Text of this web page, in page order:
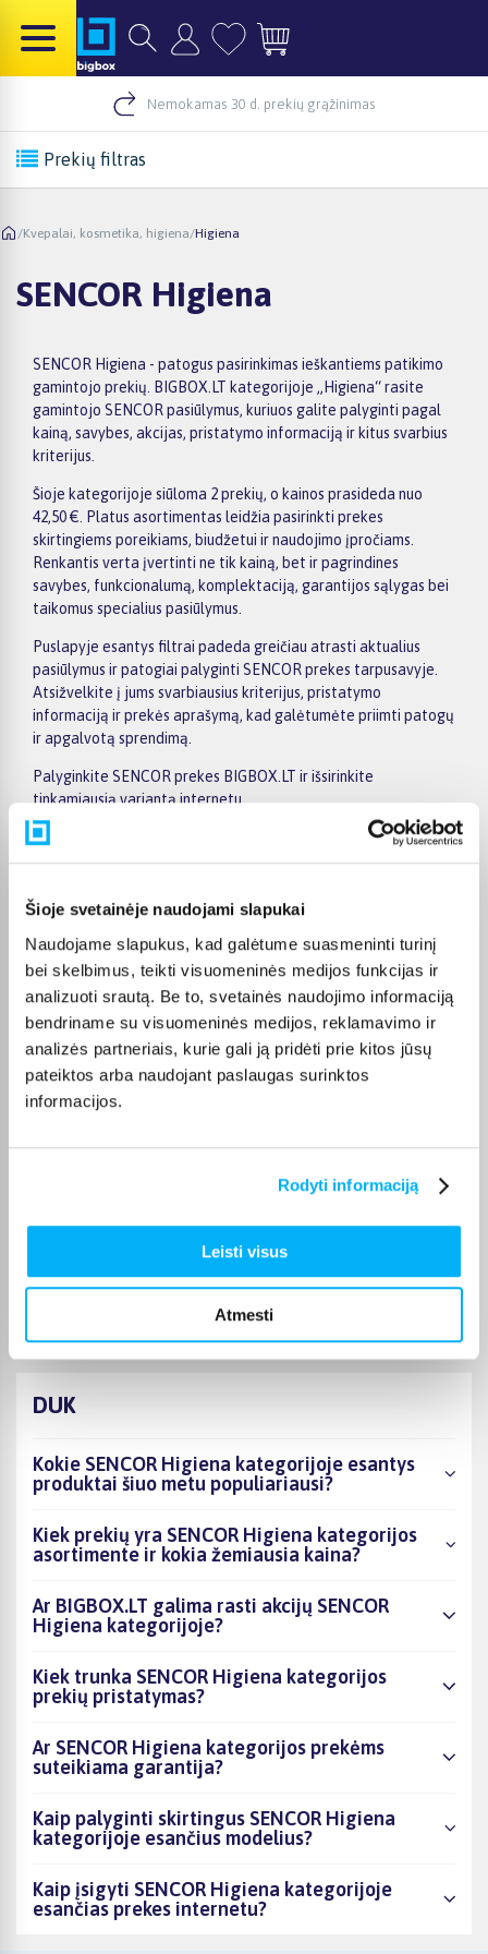
Šioje svetainėje naudojami slapukai
Naudojame slapukus, kad galėtume suasmeninti turinį
bei skelbimus, teikti visuomeninės medijos funkcijas ir
analizuoti srautą. Be to, svetainės naudojimo informaciją
bendriname su visuomeninės medijos, reklamavimo ir
analizės partneriais, kurie gali ją pridėti prie kitos jūsų
pateiktos arba naudojant paslaugas surinktos
informacijos.
Rodyti informaciją
Leisti visus
Atmesti
Nemokamas 30 d. prekių grąžinimas
Prekių filtras
/Kvepalai, kosmetika, higiena/Higiena
SENCOR Higiena
SENCOR Higiena - patogus pasirinkimas ieškantiems patikimo
gamintojo prekių. BIGBOX.LT kategorijoje „Higiena“ rasite
gamintojo SENCOR pasiūlymus, kuriuos galite palyginti pagal
kainą, savybes, akcijas, pristatymo informaciją ir kitus svarbius
kriterijus.
Šioje kategorijoje siūloma 2 prekių, o kainos prasideda nuo
42,50 €. Platus asortimentas leidžia pasirinkti prekes
skirtingiems poreikiams, biudžetui ir naudojimo įpročiams.
Renkantis verta įvertinti ne tik kainą, bet ir pagrindines
savybes, funkcionalumą, komplektaciją, garantijos sąlygas bei
taikomus specialius pasiūlymus.
Puslapyje esantys filtrai padeda greičiau atrasti aktualius
pasiūlymus ir patogiai palyginti SENCOR prekes tarpusavyje.
Atsižvelkite į jums svarbiausius kriterijus, pristatymo
informaciją ir prekės aprašymą, kad galėtumėte priimti patogų
ir apgalvotą sprendimą.
Palyginkite SENCOR prekes BIGBOX.LT ir išsirinkite
tinkamiausią variantą internetu.
Pirkėjų atsiliepimai apie prekes
Laima M.
Patvirtintas pirkėjas
👍
JOKŪBAS V.
Puikiai.
DUK
Kokie SENCOR Higiena kategorijoje esantys
produktai šiuo metu populiariausi?
Kiek prekių yra SENCOR Higiena kategorijos
asortimente ir kokia žemiausia kaina?
Ar BIGBOX.LT galima rasti akcijų SENCOR
Higiena kategorijoje?
Kiek trunka SENCOR Higiena kategorijos
prekių pristatymas?
Ar SENCOR Higiena kategorijos prekėms
suteikiama garantija?
Kaip palyginti skirtingus SENCOR Higiena
kategorijoje esančius modelius?
Kaip įsigyti SENCOR Higiena kategorijoje
esančias prekes internetu?